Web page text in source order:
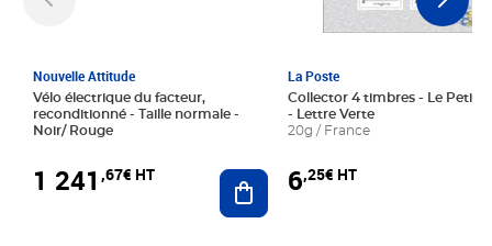
Nouvelle Attitude
Vélo électrique du facteur,
reconditionné - Taille normale -
Noir/ Rouge
1 241 ,67€ HT Ajouter au panier
La Poste
Collector 4 timbres - Le Petit
- Lettre Verte
20g / France
6,25€ HT